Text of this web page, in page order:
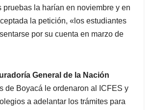
pruebas la harían en noviembre y en
la petición, «los estudiantes
por su cuenta en marzo de
General de la Nación
de Boyacá le ordenaron al ICFES y
a adelantar los trámites para